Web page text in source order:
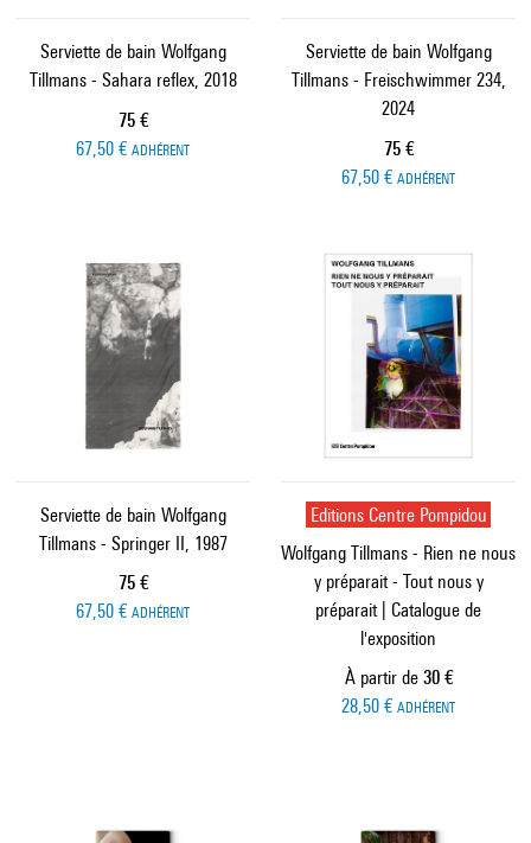
Serviette de bain Wolfgang
Tillmans - Sahara reflex, 2018
Prix ​​actuel
75 €
67,50 € ADHÉRENT
Serviette de bain Wolfgang
Tillmans - Freischwimmer 234,
2024
Prix ​​actuel
75 €
67,50 € ADHÉRENT
Serviette de bain Wolfgang
Tillmans - Springer II, 1987
Prix ​​actuel
75 €
67,50 € ADHÉRENT
Editions Centre Pompidou
Wolfgang Tillmans - Rien ne nous
y préparait - Tout nous y
préparait | Catalogue de
l'exposition
À partir de Prix ​​actuel
30 €
28,50 € ADHÉRENT